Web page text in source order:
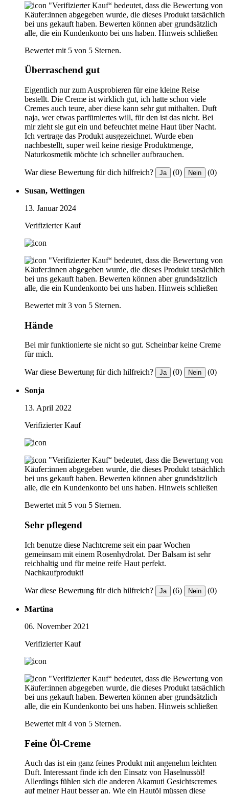
"Verifizierter Kauf“ bedeutet, dass die Bewertung von
Käufer:innen abgegeben wurde, die dieses Produkt tatsächlich
bei uns gekauft haben. Bewerten können aber grundsätzlich
alle, die ein Kundenkonto bei uns haben. Hinweis schließen
Bewertet mit 5 von 5 Sternen.
Überraschend gut
Eigentlich nur zum Ausprobieren für eine kleine Reise
bestellt. Die Creme ist wirklich gut, ich hatte schon viele
Cremes auch teure, aber diese kann sehr gut mithalten. Duft
naja, wer etwas parfümiertes will, für den ist das nicht. Bei
mir zieht sie gut ein und befeuchtet meine Haut über Nacht.
Ich vertrage das Produkt ausgezeichnet. Wurde eben
nachbestellt, super weil keine riesige Produktmenge,
Naturkosmetik möchte ich schneller aufbrauchen.
War diese Bewertung für dich hilfreich? Ja (0) Nein (0)
Susan, Wettingen
13. Januar 2024
Verifizierter Kauf
"Verifizierter Kauf“ bedeutet, dass die Bewertung von
Käufer:innen abgegeben wurde, die dieses Produkt tatsächlich
bei uns gekauft haben. Bewerten können aber grundsätzlich
alle, die ein Kundenkonto bei uns haben. Hinweis schließen
Bewertet mit 3 von 5 Sternen.
Hände
Bei mir funktionierte sie nicht so gut. Scheinbar keine Creme
für mich.
War diese Bewertung für dich hilfreich? Ja (0) Nein (0)
Sonja
13. April 2022
Verifizierter Kauf
"Verifizierter Kauf“ bedeutet, dass die Bewertung von
Käufer:innen abgegeben wurde, die dieses Produkt tatsächlich
bei uns gekauft haben. Bewerten können aber grundsätzlich
alle, die ein Kundenkonto bei uns haben. Hinweis schließen
Bewertet mit 5 von 5 Sternen.
Sehr pflegend
Ich benutze diese Nachtcreme seit ein paar Wochen
gemeinsam mit einem Rosenhydrolat. Der Balsam ist sehr
reichhaltig und für meine reife Haut perfekt.
Nachkaufprodukt!
War diese Bewertung für dich hilfreich? Ja (6) Nein (0)
Martina
06. November 2021
Verifizierter Kauf
"Verifizierter Kauf“ bedeutet, dass die Bewertung von
Käufer:innen abgegeben wurde, die dieses Produkt tatsächlich
bei uns gekauft haben. Bewerten können aber grundsätzlich
alle, die ein Kundenkonto bei uns haben. Hinweis schließen
Bewertet mit 4 von 5 Sternen.
Feine Öl-Creme
Auch das ist ein ganz feines Produkt mit angenehm leichten
Duft. Interessant finde ich den Einsatz von Haselnussöl!
Allerdings fühlen sich die anderen Akamuti Gesichtscremes
auf meiner Haut besser an. Wie ein Hautöl müssen diese